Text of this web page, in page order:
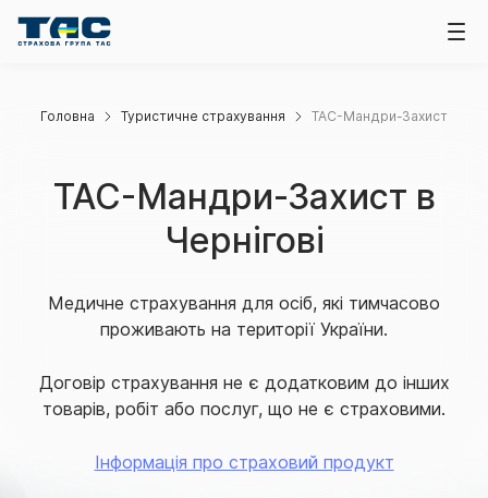
Головна Туристичне страхування ТАС-Мандри-Захист
ТАС-Мандри-Захист в
Чернігові
Медичне страхування для осіб, які тимчасово
проживають на території України.
Договір страхування не є додатковим до інших
товарів, робіт або послуг, що не є страховими.
Інформація про страховий продукт